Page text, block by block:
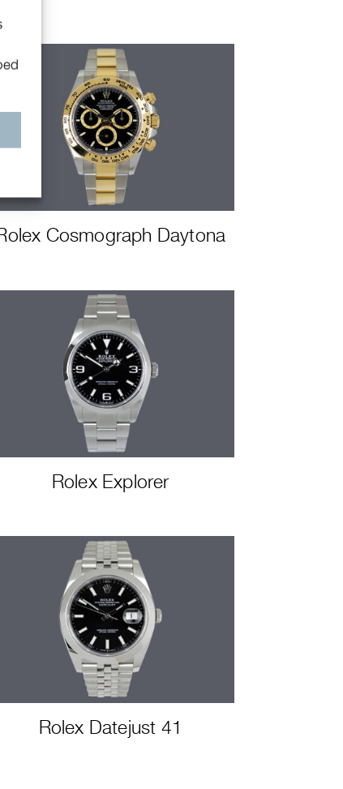
Cosmograph Daytona
Rolex Explorer
Rolex Datejust 41